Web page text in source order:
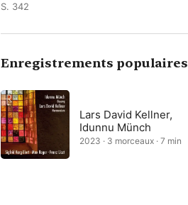
S. 342
Enregistrements populaires
Lars David Kellner,
Idunnu Münch
2023 · 3 morceaux · 7 min